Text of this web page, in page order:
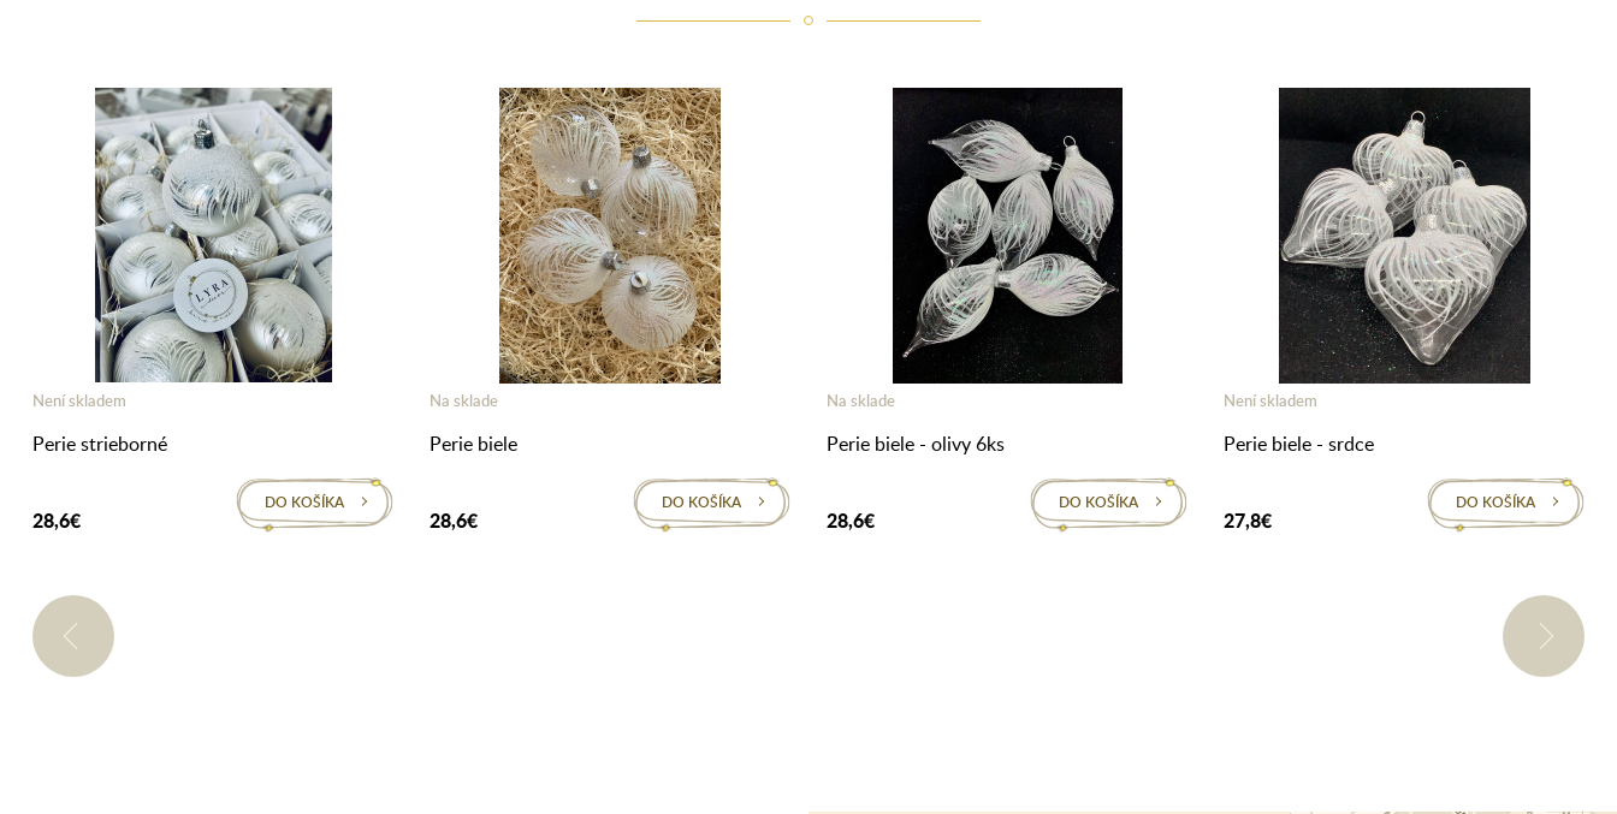
Není skladem
Perie strieborné
28,6€
DO KOŠÍKA
Na sklade
Perie biele
28,6€
DO KOŠÍKA
Na sklade
Perie biele - olivy 6ks
28,6€
DO KOŠÍKA
Není skladem
Perie biele - srdce
27,8€
DO KOŠÍKA